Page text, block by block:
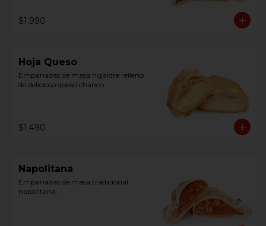
$1.990
Hoja Queso
Empanadas de masa hojaldre relleno
de delicioso queso chanco.
$1.490
Napolitana
Empanadas de masa tradicional
napolitana.